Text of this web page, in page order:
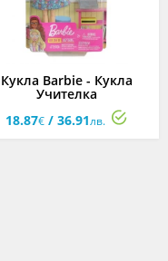
Кукла Barbie - Кукла
Учителка
18.87€ / 36.91лв.